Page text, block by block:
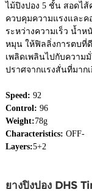
ไม้ปิงปอง 5 ชั้น สอดไ
ควบคุมความแรงและค
ระหว่างความเร็ว น้ำ
หมุน ให้ฟิลลิ่งการตบที่
เพลิดเพลินไปกับความ
ปราศจากแรงสั่นที่มาก
Speed: 92
Control: 96
Weight:78g
Characteristics: OFF-
Layers:5+2
ยางปิงปอง DHS